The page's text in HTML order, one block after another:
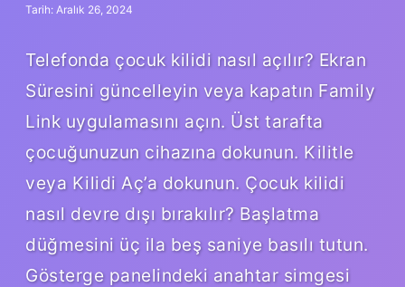
Tarih: Aralık 26, 2024
Telefonda çocuk kilidi nasıl açılır? Ekran
Süresini güncelleyin veya kapatın Family
Link uygulamasını açın. Üst tarafta
çocuğunuzun cihazına dokunun. Kilitle
veya Kilidi Aç’a dokunun. Çocuk kilidi
nasıl devre dışı bırakılır? Başlatma
düğmesini üç ila beş saniye basılı tutun.
Gösterge panelindeki anahtar simgesi